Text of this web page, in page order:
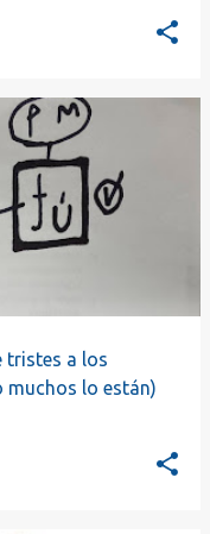
tristes a los
muchos lo están)